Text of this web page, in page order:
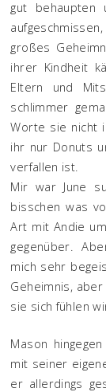
gut behaupten
großes
ihrer Kindheit
Eltern und
schlimmer
Worte sie nicht
ihr nur Donuts
verfallen ist.
Mir war June
bisschen was
Art mit Andie
gegenüber.
mich sehr
Geheimnis,
sie sich fühlen
Mason
mit seiner
er allerdings